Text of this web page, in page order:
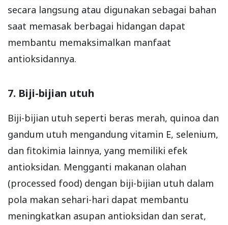
secara langsung atau digunakan sebagai bahan
saat memasak berbagai hidangan dapat
membantu memaksimalkan manfaat
antioksidannya.
7. Biji-bijian utuh
Biji-bijian utuh seperti beras merah, quinoa dan
gandum utuh mengandung vitamin E, selenium,
dan fitokimia lainnya, yang memiliki efek
antioksidan. Mengganti makanan olahan
(processed food) dengan biji-bijian utuh dalam
pola makan sehari-hari dapat membantu
meningkatkan asupan antioksidan dan serat,